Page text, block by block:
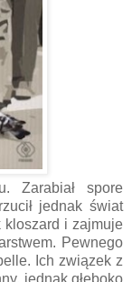
Zarabiał spore
jednak świat
kloszard i zajmuje
Pewnego
Ich związek z
jednak głęboko